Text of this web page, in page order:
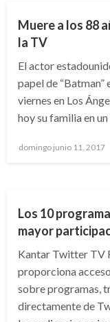
Muere a los 88
la TV
El actor
papel de “Batman”
viernes en Los
hoy su familia en
Publicado
domingo junio 11, 2017
Los 10
mayor
Kantar Twitter TV
proporciona
sobre programas,
directamente de